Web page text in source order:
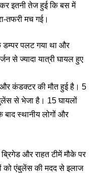
इतनी तेज हुई कि बस में
तफरी मच गई।
डम्पर पलट गया था और
से ज्यादा यात्री घायल हुए
और कंडक्टर की मौत हुई है। 5
से भेजा है। 15 घायलों
स्थानीय लोगों और
और राहत टीमें मौके पर
को एंबुलेंस की मदद से इलाज